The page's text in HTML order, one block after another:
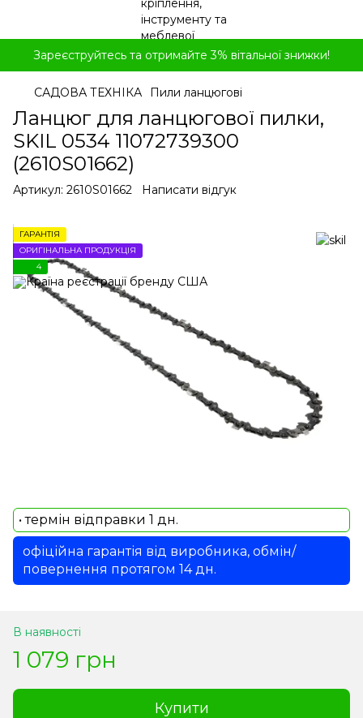
Зареєструйтесь та отримайте 3% вітальної знижки!
САДОВА ТЕХНІКА Пили ланцюгові
Ланцюг для ланцюгової пилки,
SKIL 0534 11072739300
(2610S01662)
Артикул: 2610S01662 Написати відгук
ГАРАНТІЯ
ОРИГІНАЛЬНА ПРОДУКЦІЯ
4
• термін відправки 1 дн.
офіційна гарантія від виробника, обмін/
повернення протягом 14 дн.
В наявності
1 079 грн
Купити